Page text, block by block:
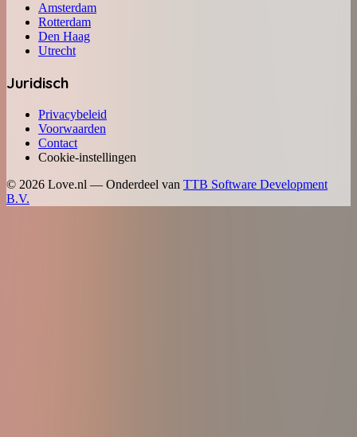
Amsterdam
Rotterdam
Den Haag
Utrecht
Juridisch
Privacybeleid
Voorwaarden
Contact
Cookie-instellingen
© 2026 Love.nl — Onderdeel van TTB Software Development
B.V.